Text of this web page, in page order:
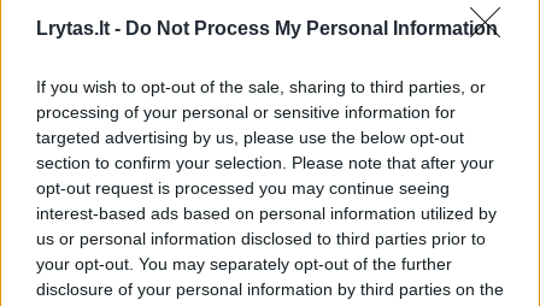
Lrytas.lt - Do Not Process My Personal Information
If you wish to opt-out of the sale, sharing to third parties, or
processing of your personal or sensitive information for
targeted advertising by us, please use the below opt-out
section to confirm your selection. Please note that after your
opt-out request is processed you may continue seeing
interest-based ads based on personal information utilized by
us or personal information disclosed to third parties prior to
your opt-out. You may separately opt-out of the further
disclosure of your personal information by third parties on the
Laidos | Nauja diena
Visi įrašai
Žiūrimiausi įrašai
00:00:30